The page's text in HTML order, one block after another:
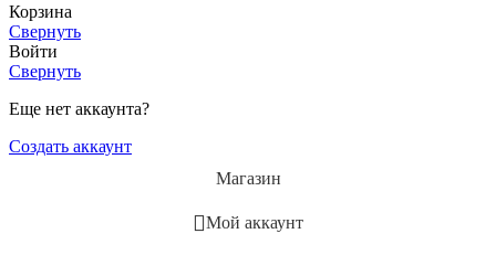
Корзина
Свернуть
Войти
Свернуть
Еще нет аккаунта?
Создать аккаунт
Магазин
Мой аккаунт